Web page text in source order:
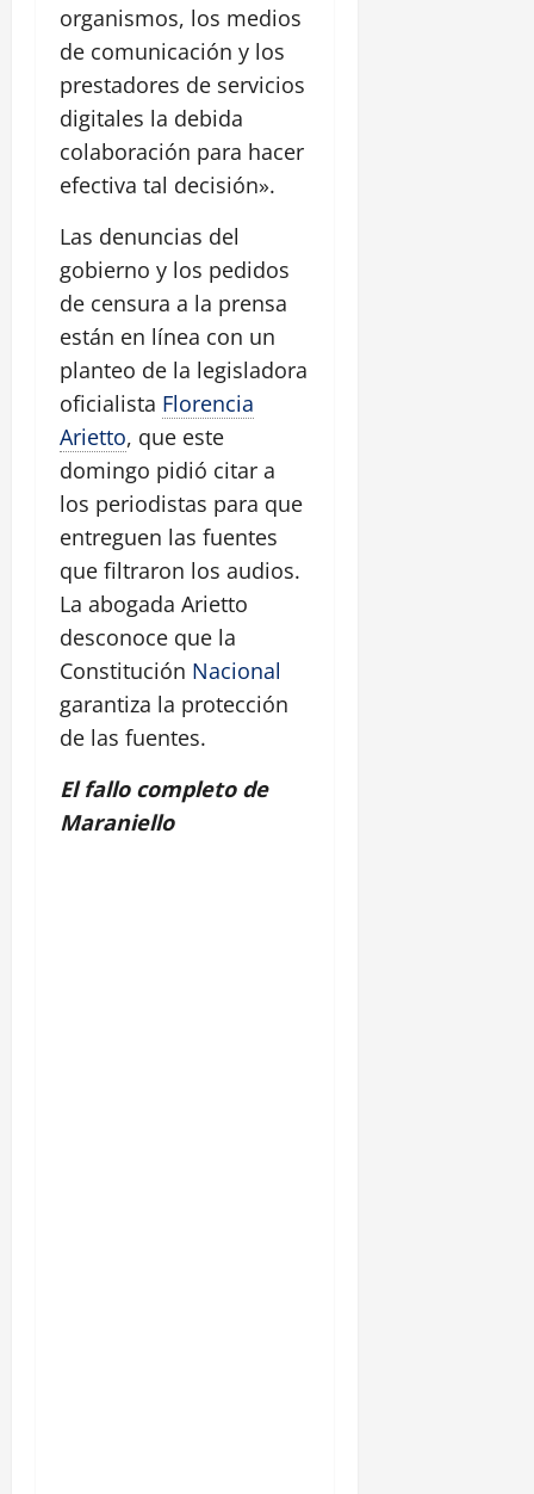
organismos, los medios
de comunicación y los
prestadores de servicios
digitales la debida
colaboración para hacer
efectiva tal decisión».
Las denuncias del
gobierno y los pedidos
de censura a la prensa
están en línea con un
planteo de la legisladora
oficialista Florencia
Arietto, que este
domingo pidió citar a
los periodistas para que
entreguen las fuentes
que filtraron los audios.
La abogada Arietto
desconoce que la
Constitución Nacional
garantiza la protección
de las fuentes.
El fallo completo de
Maraniello